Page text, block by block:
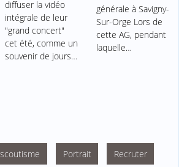
diffuser la vidéo
intégrale de leur
"grand concert"
cet été, comme un
souvenir de jours…
générale à Savigny-
Sur-Orge Lors de
cette AG, pendant
laquelle…
Portrait Recruter